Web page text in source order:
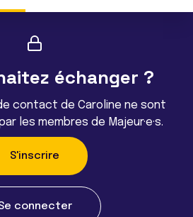
échanger ?
contact de Caroline ne sont
les membres de Majeur·e·s.
S'inscrire
connecter